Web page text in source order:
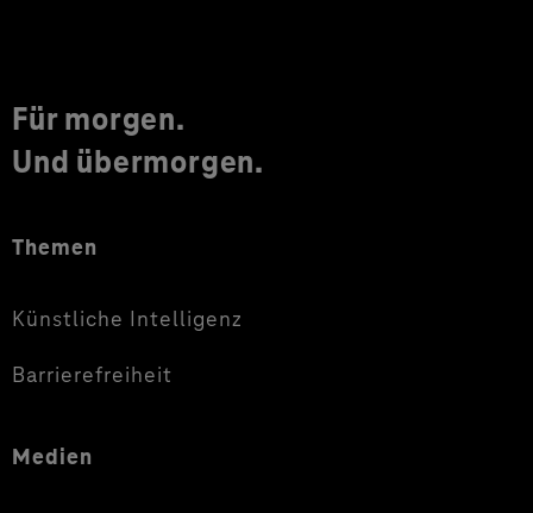
Für morgen.
Und übermorgen.
Themen
Künstliche Intelligenz
Barrierefreiheit
Medien